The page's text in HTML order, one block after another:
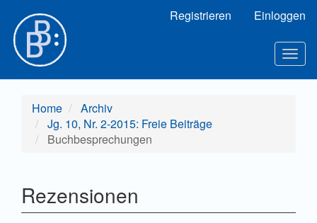
Hauptinhalt
Sidebar
Registrieren Einloggen
Home
Archiv
Jg. 10, Nr. 2-2015: Freie Beiträge
Buchbesprechungen
Rezensionen